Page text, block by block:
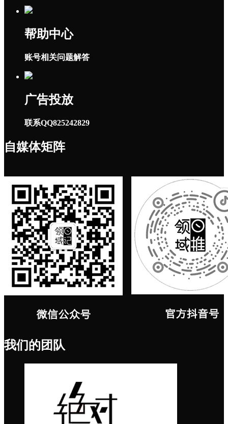
帮助中心
账号相关问题解答
广告投放
联系QQ825242829
自媒体矩阵
我们的团队